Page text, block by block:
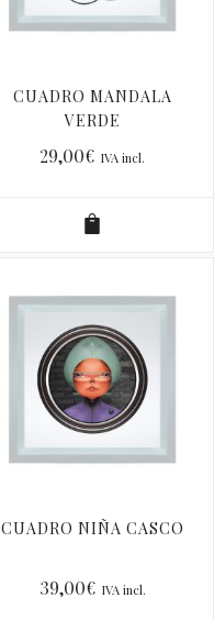
CUADRO MANDALA
VERDE
29,00€ IVA incl.
CUADRO NIÑA CASCO
39,00€ IVA incl.